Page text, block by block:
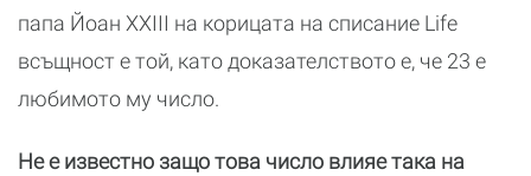
папа Йоан XXIII на корицата на списание Life
всъщност е той, като доказателството е, че 23 е
любимото му число.
Не е известно защо това число влияе така на